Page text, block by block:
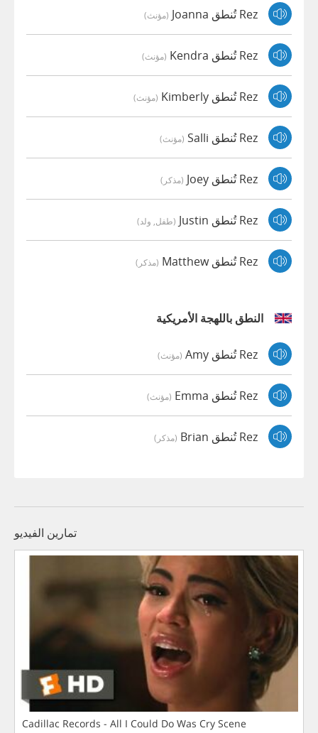
Rez تُنطق Joanna (مؤنث)
Rez تُنطق Kendra (مؤنث)
Rez تُنطق Kimberly (مؤنث)
Rez تُنطق Salli (مؤنث)
Rez تُنطق Joey (مذكر)
Rez تُنطق Justin (طفل, ولد)
Rez تُنطق Matthew (مذكر)
النطق باللهجة الأمريكية
Rez تُنطق Amy (مؤنث)
Rez تُنطق Emma (مؤنث)
Rez تُنطق Brian (مذكر)
تمارين الفيديو
Cadillac Records - All I Could Do Was Cry Scene